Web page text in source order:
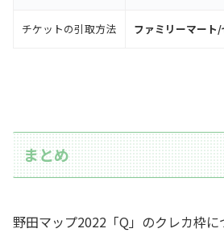
チケットの引取方法 ファミリーマート
まとめ
野田マップ2022「Q」のクレカ枠に